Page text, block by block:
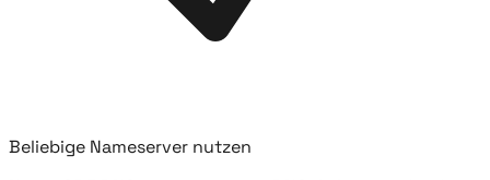
Beliebige Nameserver nutzen